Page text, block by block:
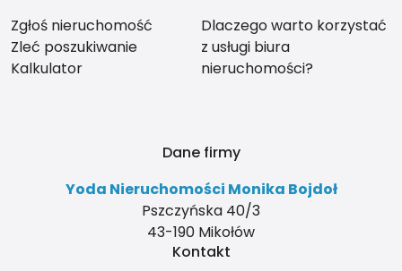
Zgłoś nieruchomość
Zleć poszukiwanie
Kalkulator
Dlaczego warto korzystać
z usługi biura
nieruchomości?
Dane firmy
Yoda Nieruchomości Monika Bojdoł
Pszczyńska 40/3
43-190 Mikołów
Kontakt